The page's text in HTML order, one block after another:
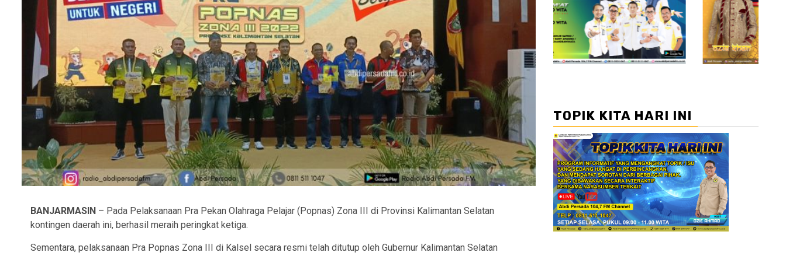
BANJARMASIN – Pada Pelaksanaan Pra Pekan Olahraga Pelajar (Popnas) Zona III di Provinsi Kalimantan Selatan
kontingen daerah ini, berhasil meraih peringkat ketiga.
Sementara, pelaksanaan Pra Popnas Zona III di Kalsel secara resmi telah ditutup oleh Gubernur Kalimantan Selatan
//2
TOPIK KITA HARI INI